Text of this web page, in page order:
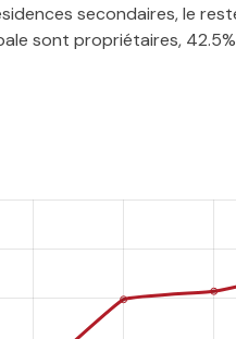
secondaires, le
sont propriétaires,